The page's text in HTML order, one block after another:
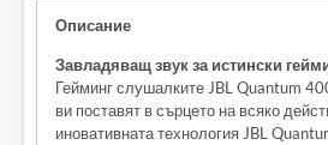
Описание
Завладяващ звук за истински
Гейминг слушалките JBL Quantum
ви поставят в сърцето на всяко
иновативната технология JBL